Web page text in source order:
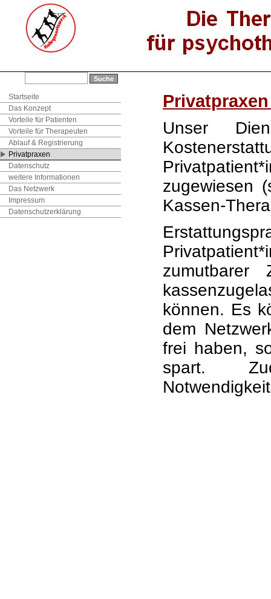
Startseite
Das Konzept
Vorteile für Patienten
Vorteile für Therapeuten
Ablauf & Registrierung
Privatpraxen
Datenschutz
weitere Informationen
Das Netzwerk
Impressum
Datenschutzerklärung
Unser
zugewiesen
Kassen-
zumutbarer
können. Es
dem
frei haben,
spart.